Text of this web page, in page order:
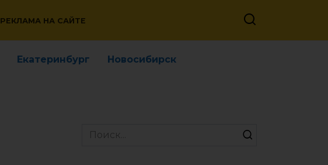
РЕКЛАМА НА САЙТЕ
Екатеринбург Новосибирск
Search